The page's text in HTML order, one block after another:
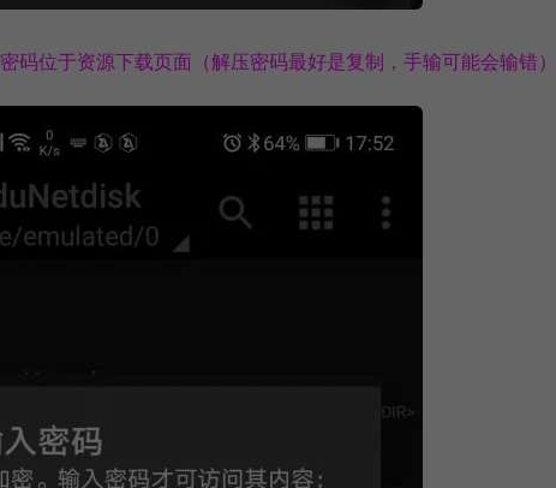
密码位于资源下载页面（解压密码最好是复制，手输可能会输错